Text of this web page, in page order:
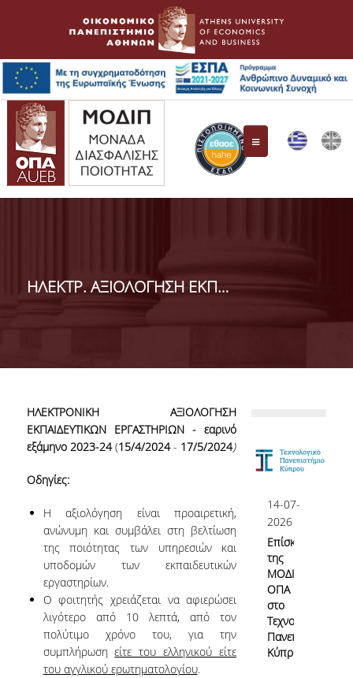
ΜΟ.ΔΙ.Π.
Όργανα Διασφάλισης Ποιότητας
Αρμοδιότητες Υπηρεσίας
Γνώρισε την ΜΟΔΙΠ
Νομικό Πλαίσιο
ΕΣΠΑ ΜΟΔΙΠ
ΕΣΠΑ 2020-23
ΕΣΠΑ 2007-13
Σύστημα Διασφάλισης Ποιότητας
ΗΛΕΚΤΡ. ΑΞΙΟΛΟΓΗΣΗ ΕΚΠΑΙΔ. ΕΡΓΑΣΤΗΡΙΩΝ - εαρ. εξάμ. 2023-24
ΗΛΕΚΤΡΟΝΙΚΗ ΑΞΙΟΛΟΓΗΣΗ
ΕΚΠΑΙΔΕΥΤΙΚΩΝ ΕΡΓΑΣΤΗΡΙΩΝ - εαρινό
εξάμηνο 2023-24(15/4/2024- 17/5/2024)
Οδηγίες:
Η αξιολόγηση είναι προαιρετική,
ανώνυμη και συμβάλει στη βελτίωση
της ποιότητας των υπηρεσιών και
υποδομών των εκπαιδευτικών
εργαστηρίων.
Ο φοιτητής χρειάζεται να αφιερώσει
λιγότερο από 10 λεπτά, από τον
πολύτιμο χρόνο του, για την
συμπλήρωσηείτε του ελληνικού είτε
του αγγλικού ερωτηματολογίου.
14-07-
2026
Επίσκεψη
της
ΜΟΔΙΠ
ΟΠΑ
στο
Τεχνολογικό
Πανεπιστήμιο
Κύπρου